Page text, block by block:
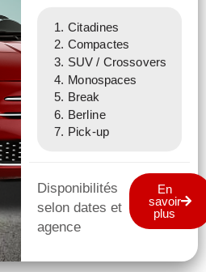
Citadines
Compactes
SUV / Crossovers
Monospaces
Break
Berline
Pick-up
Disponibilités
selon dates et
agence
En
savoir
plus